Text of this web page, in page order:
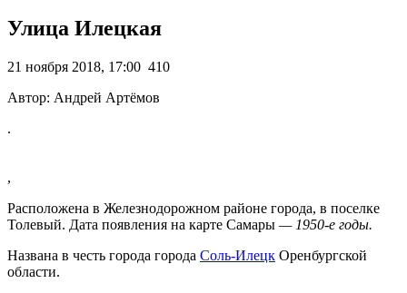
Улица Илецкая
21 ноября 2018, 17:00 410
Автор: Андрей Артёмов
.
,
Расположена в Железнодорожном районе города, в поселке
Толевый. Дата появления на карте Самары — 1950-е годы.
Названа в честь города города Соль-Илецк Оренбургской
области.